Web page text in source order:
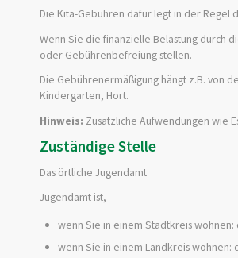
Die Kita-Gebühren dafür legt in der Regel
Wenn Sie die finanzielle Belastung durch
oder Gebührenbefreiung stellen.
Die Gebührenermäßigung hängt z.B. von
Kindergarten, Hort.
Hinweis: Zusätzliche Aufwendungen wie
Zuständige Stelle
Das örtliche Jugendamt
Jugendamt ist,
wenn Sie in einem Stadtkreis
wenn Sie in einem Landkreis wohnen: